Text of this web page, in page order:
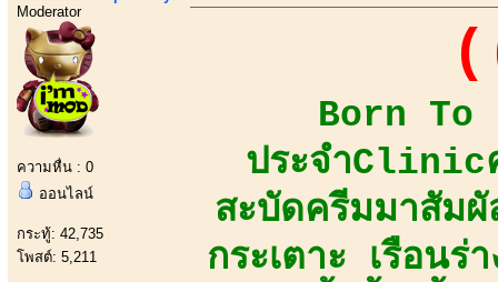
Moderator
ความหื่น : 0
ออนไลน์
กระทู้: 42,735
โพสต์: 5,211
Born To
ประจำClinic
สะบัดครีมมาสัมผั
กระเตาะ เรือน